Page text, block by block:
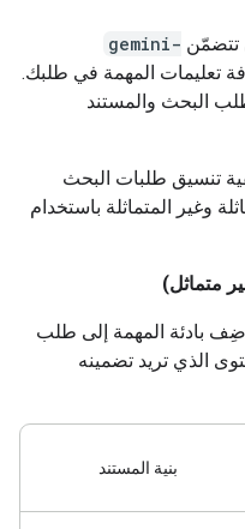
تتضمّن gemini-
تعليمات المهمة في طلبك.
البحث والمستند
تنسيق طلبات البحث
وغير المتماثلة باستخدام
متماثل)
بادئة المهمة إلى طلب
الذي تريد تضمينه
بنية المستند